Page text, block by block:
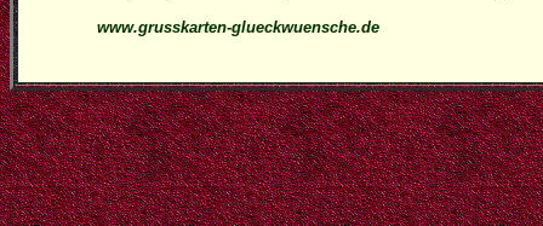
www.grusskarten-glueckwuensche.de